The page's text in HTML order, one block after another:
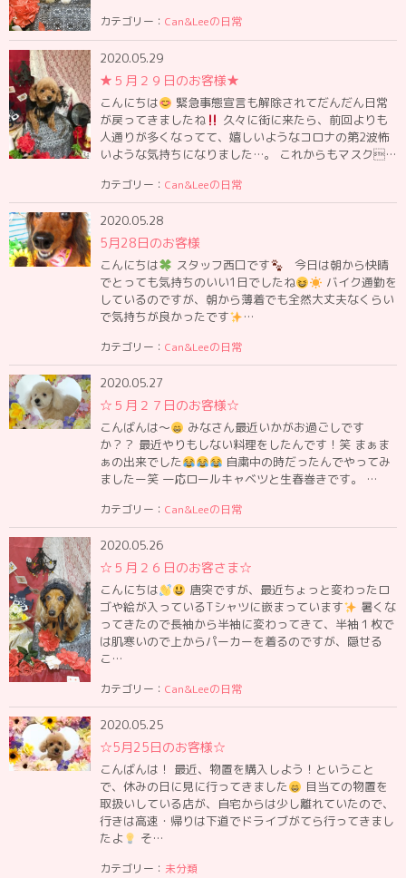
カテゴリー： Can&Leeの日常
2020.05.29
★５月２９日のお客様★
こんにちは
緊急事態宣言も解除されてだんだん日常
が戻ってきましたね
久々に街に来たら、前回よりも
人通りが多くなってて、嬉しいようなコロナの第2波怖
いような気持ちになりました…。 これからもマスク…
カテゴリー： Can&Leeの日常
2020.05.28
5月28日のお客様
こんにちは スタッフ西口です
今日は朝から快晴
でとっても気持ちのいい1日でしたね
バイク通勤を
しているのですが、朝から薄着でも全然大丈夫なくらい
で気持ちが良かったです
…
カテゴリー： Can&Leeの日常
2020.05.27
☆５月２７日のお客様☆
こんばんは〜
みなさん最近いかがお過ごしです
か？？ 最近やりもしない料理をしたんです！笑 まぁま
ぁの出来でした
自粛中の時だったんでやってみ
ましたー笑 一応ロールキャベツと生春巻きです。 …
カテゴリー： Can&Leeの日常
2020.05.26
☆５月２６日のお客さま☆
こんにちは
唐突ですが、最近ちょっと変わったロ
ゴや絵が入っているTシャツに嵌まっています
暑くな
ってきたので長袖から半袖に変わってきて、半袖１枚で
は肌寒いので上からパーカーを着るのですが、隠せる
こ…
カテゴリー： Can&Leeの日常
2020.05.25
☆5月25日のお客様☆
こんばんは！ 最近、物置を購入しよう！ということ
で、休みの日に見に行ってきました
目当ての物置を
取扱いしている店が、自宅からは少し離れていたので、
行きは高速・帰りは下道でドライブがてら行ってきまし
たよ
そ…
カテゴリー： 未分類